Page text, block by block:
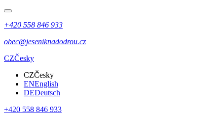
+420 558 846 933
obec@jeseniknadodrou.cz
CZČesky
CZČesky
ENEnglish
DEDeutsch
+420 558 846 933